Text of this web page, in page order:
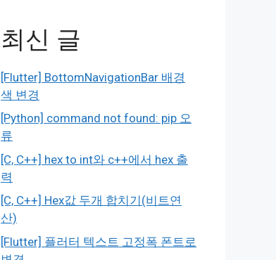
최신 글
[Flutter] BottomNavigationBar 배경
색 변경
[Python] command not found: pip 오
류
[C, C++] hex to int와 c++에서 hex 출
력
[C, C++] Hex값 두개 합치기(비트연
산)
[Flutter] 플러터 텍스트 고정폭 폰트로